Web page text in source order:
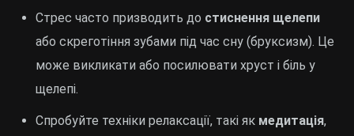
Стрес часто призводить до стиснення щелепи
або скреготіння зубами під час сну (бруксизм). Це
може викликати або посилювати хруст і біль у
щелепі.
Спробуйте техніки релаксації, такі як медитація,